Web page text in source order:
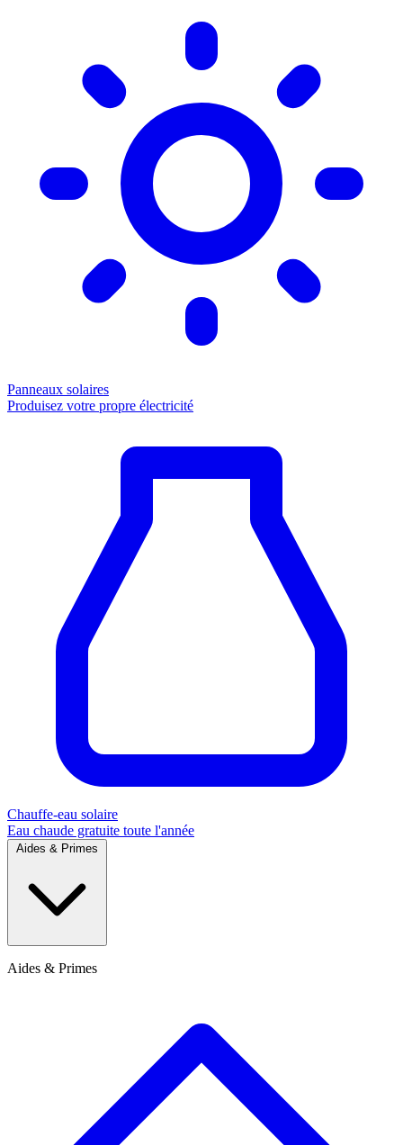
Panneaux solaires
Produisez votre propre électricité
Chauffe-eau solaire
Eau chaude gratuite toute l'année
Aides & Primes